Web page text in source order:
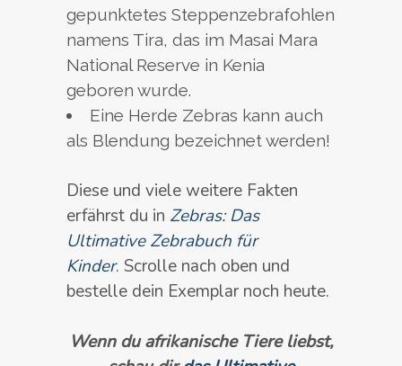
gepunktetes Steppenzebrafohlen
namens Tira, das im Masai Mara
National Reserve in Kenia
geboren wurde.
Eine Herde Zebras kann auch
als Blendung bezeichnet werden!
Diese und viele weitere Fakten
erfährst du in Zebras: Das
Ultimative Zebrabuch für
Kinder. Scrolle nach oben und
bestelle dein Exemplar noch heute.
Wenn du afrikanische Tiere liebst,